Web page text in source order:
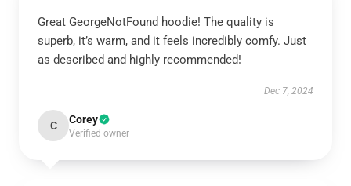
Great GeorgeNotFound hoodie! The quality is
superb, it’s warm, and it feels incredibly comfy. Just
as described and highly recommended!
Dec 7, 2024
C Corey
Verified owner